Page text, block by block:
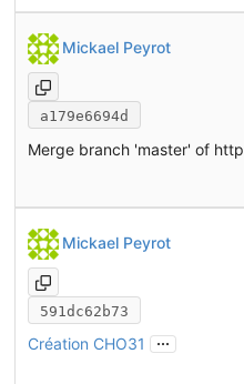
Mickael Peyrot
a179e6694d
Merge branch 'master' of
Mickael Peyrot
591dc62b73
Création CHO31
...